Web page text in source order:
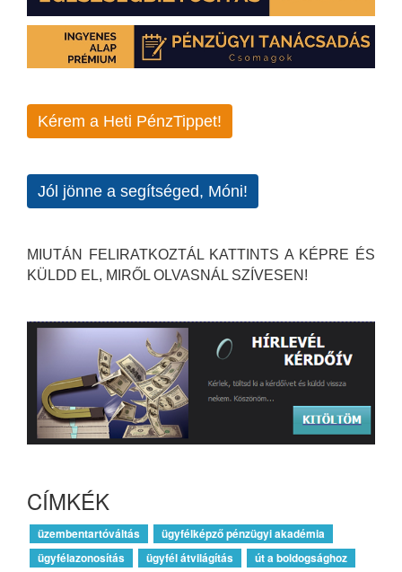
Kérem a Heti PénzTippet!
Jól jönne a segítséged, Móni!
MIUTÁN FELIRATKOZTÁL KATTINTS A KÉPRE ÉS
KÜLDD EL, MIRŐL OLVASNÁL SZÍVESEN!
CÍMKÉK
üzembentartóváltás
ügyfélképző pénzügyi akadémia
ügyfélazonosítás
ügyfél átvilágítás
út a boldogsághoz